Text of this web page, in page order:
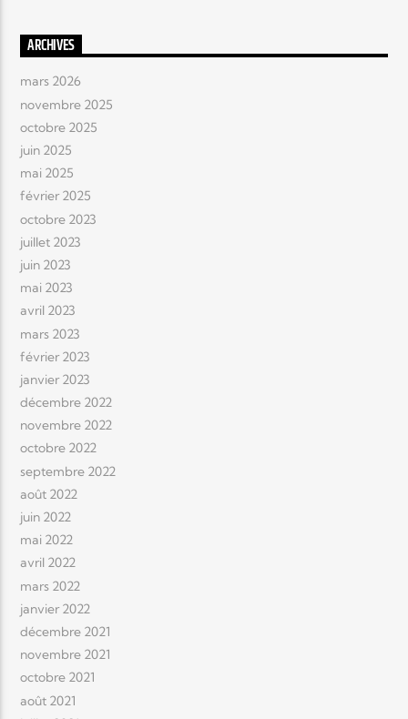
ARCHIVES
mars 2026
novembre 2025
octobre 2025
juin 2025
mai 2025
février 2025
octobre 2023
juillet 2023
juin 2023
mai 2023
avril 2023
mars 2023
février 2023
janvier 2023
décembre 2022
novembre 2022
octobre 2022
septembre 2022
août 2022
juin 2022
mai 2022
avril 2022
mars 2022
janvier 2022
décembre 2021
novembre 2021
octobre 2021
août 2021